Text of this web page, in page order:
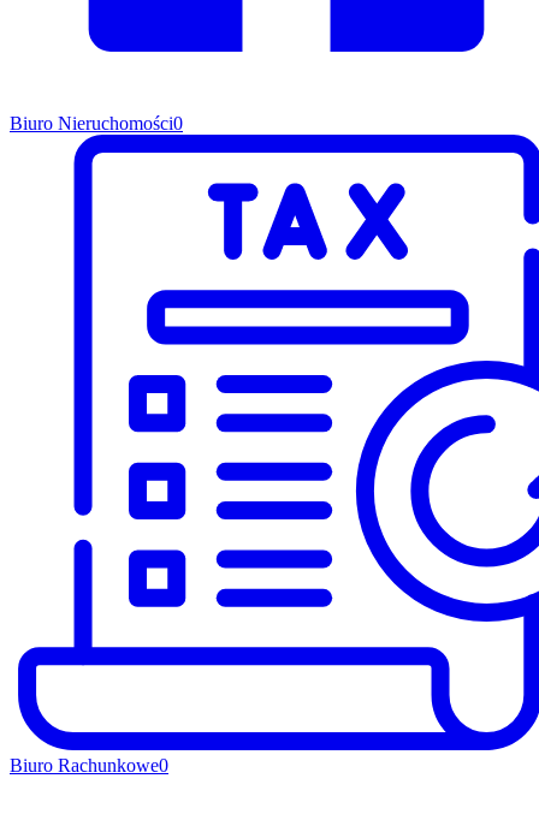
Biuro Nieruchomości0
Biuro Rachunkowe0